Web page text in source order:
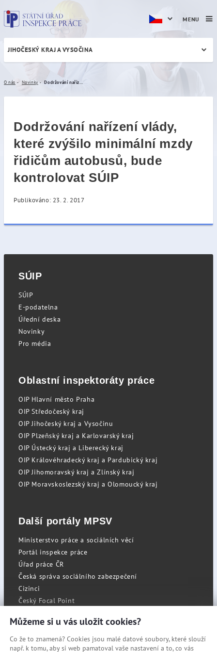
Dodržování nařízení vlády,
JIHOČESKÝ KRAJ A VYSOČINA
O nás Novinky
Dodržování nařízení vlády,
které zvýšilo minimální mzdy
řidičům autobusů, bude
kontrolovat SÚIP
Publikováno: 23. 2. 2017
MENU
SÚIP
SÚIP
E-podatelna
Úřední deska
Novinky
Pro média
Oblastní inspektoráty práce
OIP Hlavní město Praha
OIP Středočeský kraj
OIP Jihočeský kraj a Vysočinu
OIP Plzeňský kraj a Karlovarský kraj
OIP Ústecký kraj a Liberecký kraj
OIP Královéhradecký kraj a Pardubický kraj
OIP Jihomoravský kraj a Zlínský kraj
OIP Moravskoslezský kraj a Olomoucký kraj
Další portály MPSV
Ministerstvo práce a sociálních věcí
Portál inspekce práce
Úřad práce ČR
Česká správa sociálního zabezpečení
Cizinci
Český Focal Point
RSS
Můžeme si u vás uložit cookies?
Co že to znamená? Cookies jsou malé datové soubory, které slouží
např. k tomu, aby si web pamatoval vaše nastavení a to, co vás